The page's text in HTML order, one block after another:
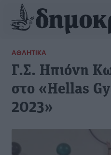
ΑΘΛΗΤΙΚΆ
Γ.Σ. Ηπιόνη
στο «Hellas
2023»